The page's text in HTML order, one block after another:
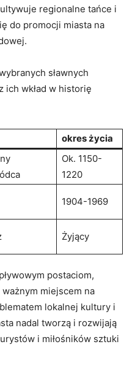
regionalne tańce i
do promocji miasta na
sławnych
ich wkład w historię
okres życia
Ok. 1150-
1220
1904-1969
Żyjący
postaciom,
miejscem na
lokalnej kultury i
nadal tworzą i rozwijają
i miłośników sztuki